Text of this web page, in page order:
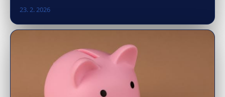
23. 2. 2026